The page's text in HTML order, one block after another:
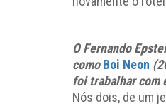
O Fernando
comoBoi Neon
foi trabalhar com
Nós dois, de um